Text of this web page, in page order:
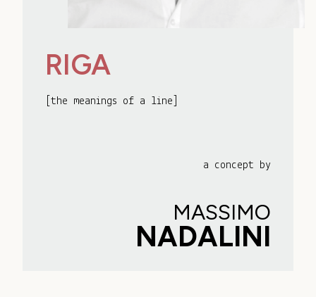
RIGA
[the meanings of a line]
a concept by
MASSIMO
NADALINI